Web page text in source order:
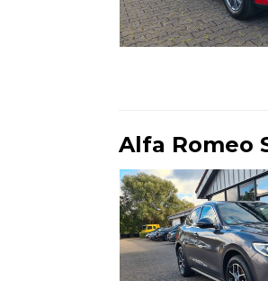
Alfa Romeo